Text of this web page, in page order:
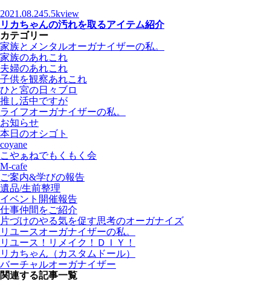
2021.08.245.5kview
リカちゃんの汚れを取るアイテム紹介
カテゴリー
家族とメンタルオーガナイザーの私。
家族のあれこれ
夫婦のあれこれ
子供を観察あれこれ
ひと宮の日々ブロ
推し活中ですが
ライフオーガナイザーの私。
お知らせ
本日のオシゴト
coyane
こやぁねでもくもく会
M-cafe
ご案内&学びの報告
遺品/生前整理
イベント開催報告
仕事仲間をご紹介
片づけのやる気を促す思考のオーガナイズ
リユースオーガナイザーの私。
リユース！リメイク！ＤＩＹ！
リカちゃん（カスタムドール）
バーチャルオーガナイザー
関連する記事一覧